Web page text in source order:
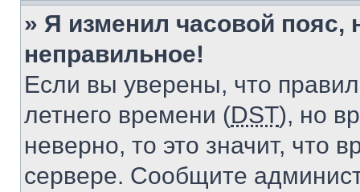
» Я изменил часовой пояс,
неправильное!
Если вы уверены, что
летнего времени (DST), но
неверно, то это значит, что
сервере. Сообщите